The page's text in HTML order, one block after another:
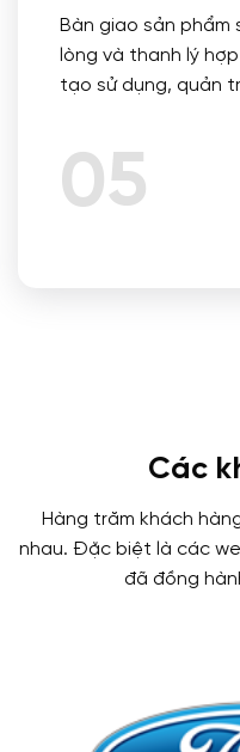
Bàn giao sản phẩm
lòng và thanh lý
tạo sử dụng, quản
05
Các
Hàng trăm khách
nhau. Đặc biệt là các
đã đồng